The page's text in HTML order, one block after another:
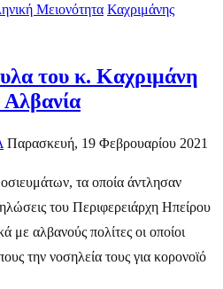
Μειονότητα Καχριμάνης
του κ. Καχριμάνη
Παρασκευή, 19 Φεβρουαρίου 2021
τα οποία άντλησαν
του Περιφερειάρχη Ηπείρου
αλβανούς πολίτες οι οποίοι
την νοσηλεία τους για κορονοϊό